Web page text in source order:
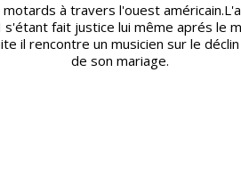
à travers l'ouest
s'étant fait justice lui même aprés le
il rencontre un musicien sur le
de son mariage.